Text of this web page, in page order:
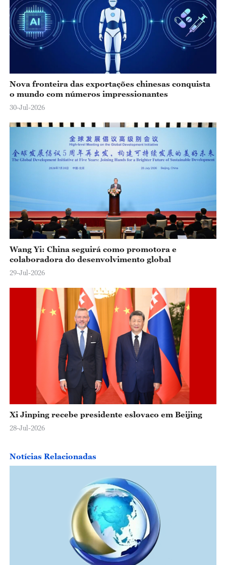
Nova fronteira das exportações chinesas conquista
o mundo com números impressionantes
30-Jul-2026
Wang Yi: China seguirá como promotora e
colaboradora do desenvolvimento global
29-Jul-2026
Xi Jinping recebe presidente eslovaco em Beijing
28-Jul-2026
Notícias Relacionadas